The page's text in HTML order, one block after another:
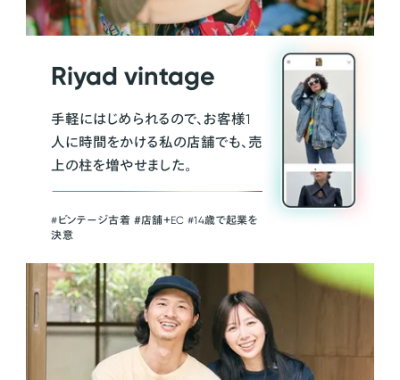
Riyad vintage
手軽にはじめられるので、お客様1
人に時間をかける私の店舗でも、売
上の柱を増やせました。
#ビンテージ古着 ＃店舗＋EC #14歳で起業を
決意